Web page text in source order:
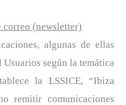
correo (newsletter)
algunas de ellas
según la temática
la LSSICE, “Ibiza
remitir comunicaciones